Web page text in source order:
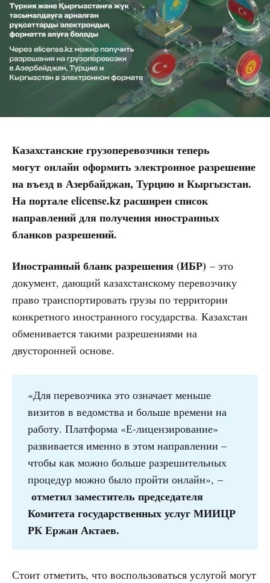
Казахстанские грузоперевозчики теперь
могут онлайн оформить электронное разрешение
на въезд в Азербайджан, Турцию и Кыргызстан.
На портале elicense.kz расширен список
направлений для получения иностранных
бланков разрешений.
Иностранный бланк разрешения (ИБР) – это
документ, дающий казахстанскому перевозчику
право транспортировать грузы по территории
конкретного иностранного государства. Казахстан
обменивается такими разрешениями на
двусторонней основе.
«Для перевозчика это означает меньше
визитов в ведомства и больше времени на
работу. Платформа «Е-лицензирование»
развивается именно в этом направлении –
чтобы как можно больше разрешительных
процедур можно было пройти онлайн», –
отметил заместитель председателя
Комитета государственных услуг МИИЦР
РК Ержан Актаев.
Стоит отметить, что воспользоваться услугой могут